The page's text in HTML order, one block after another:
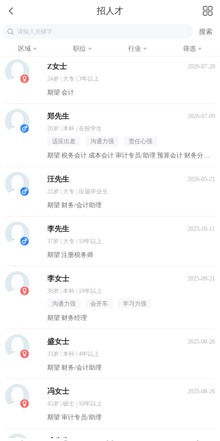
招人才
区域 职位 行业 筛选
Z女士
2026-07-20
24岁 | 大专 | 3年以上
期望 会计
郑先生
2026-07-09
20岁 | 本科 | 在校学生
适应出差
沟通力强 责任心强
期望 税务会计 成本会计 审计专员/助理 预算会计 财务分析员
汪先生
2026-05-21
22岁 | 大专 | 应届毕业生
期望 财务/会计助理
李先生
2025-10-11
37岁 | 大专 | 10年以上
期望 注册税务师
李女士
2025-09-21
36岁 | 本科 | 10年以上
沟通力强
会开车 学习力强
期望 财务经理
盛女士
2025-08-26
33岁 | 本科 | 4年以上
期望 财务/会计助理
冯女士
2025-08-26
45岁 | 硕士 | 10年以上
期望 审计专员/助理